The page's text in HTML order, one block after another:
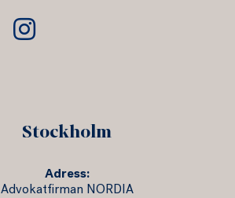
Stockholm
Adress:
Advokatfirman NORDIA